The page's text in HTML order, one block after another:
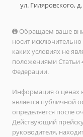
ул. Гиляровского,
Обращаем ваше
носит
каких условиях не
положениями Статьи
Федерации.
Информация о ценах
является публичной
определяется после
Действующий
руководителя,